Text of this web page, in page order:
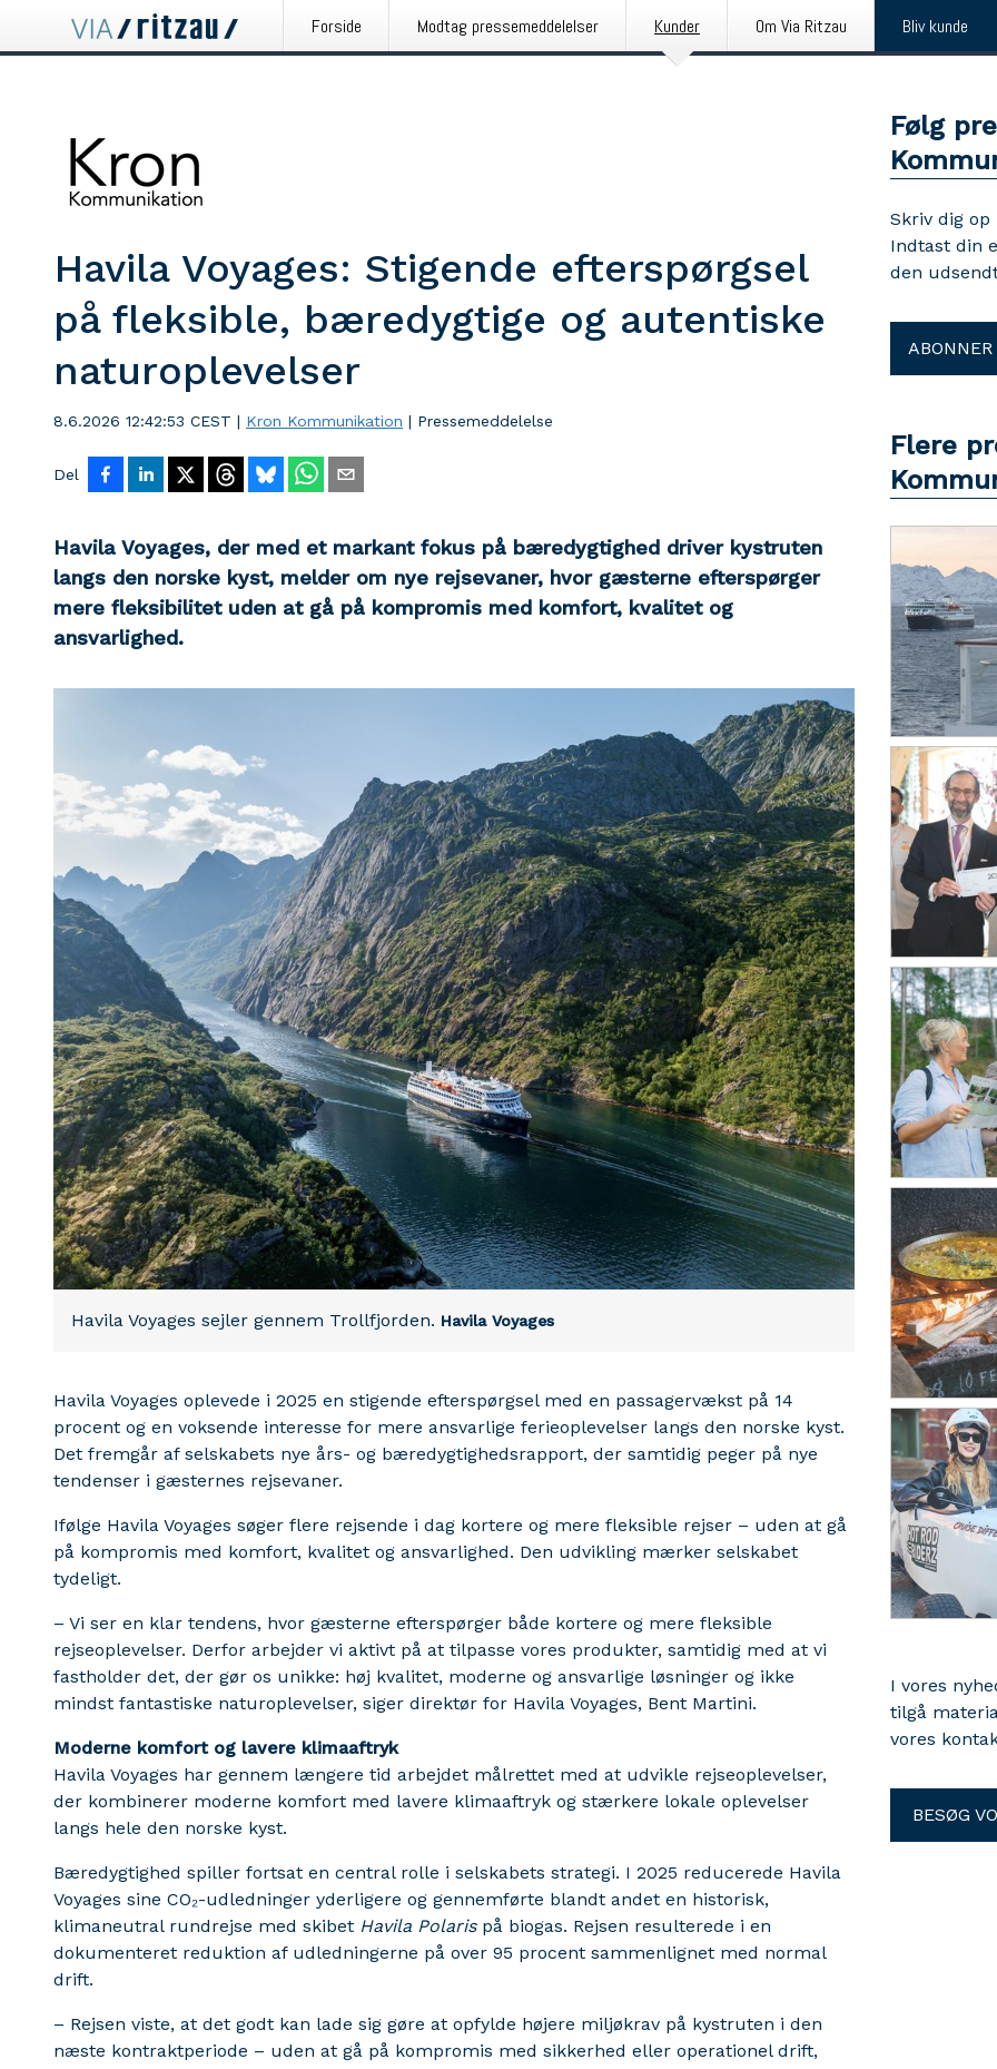
Forside Modtag pressemeddelelser Kunder Om Via Ritzau Bliv kunde
Havila Voyages: Stigende efterspørgsel
på fleksible, bæredygtige og autentiske
naturoplevelser
8.6.2026 12:42:53 CEST | Kron Kommunikation | Pressemeddelelse
Del
Havila Voyages, der med et markant fokus på bæredygtighed driver kystruten
langs den norske kyst, melder om nye rejsevaner, hvor gæsterne efterspørger
mere fleksibilitet uden at gå på kompromis med komfort, kvalitet og
ansvarlighed.
Havila Voyages sejler gennem Trollfjorden. Havila Voyages
Havila Voyages oplevede i 2025 en stigende efterspørgsel med en passagervækst på 14
procent og en voksende interesse for mere ansvarlige ferieoplevelser langs den norske kyst.
Det fremgår af selskabets nye års- og bæredygtighedsrapport, der samtidig peger på nye
tendenser i gæsternes rejsevaner.
Ifølge Havila Voyages søger flere rejsende i dag kortere og mere fleksible rejser – uden at gå
på kompromis med komfort, kvalitet og ansvarlighed. Den udvikling mærker selskabet
tydeligt.
– Vi ser en klar tendens, hvor gæsterne efterspørger både kortere og mere fleksible
rejseoplevelser. Derfor arbejder vi aktivt på at tilpasse vores produkter, samtidig med at vi
fastholder det, der gør os unikke: høj kvalitet, moderne og ansvarlige løsninger og ikke
mindst fantastiske naturoplevelser, siger direktør for Havila Voyages, Bent Martini.
Moderne komfort og lavere klimaaftryk
Havila Voyages har gennem længere tid arbejdet målrettet med at udvikle rejseoplevelser,
der kombinerer moderne komfort med lavere klimaaftryk og stærkere lokale oplevelser
langs hele den norske kyst.
Bæredygtighed spiller fortsat en central rolle i selskabets strategi. I 2025 reducerede Havila
Voyages sine CO₂-udledninger yderligere og gennemførte blandt andet en historisk,
klimaneutral rundrejse med skibet Havila Polarispå biogas. Rejsen resulterede i en
dokumenteret reduktion af udledningerne på over 95 procent sammenlignet med normal
drift.
– Rejsen viste, at det godt kan lade sig gøre at opfylde højere miljøkrav på kystruten i den
næste kontraktperiode – uden at gå på kompromis med sikkerhed eller operationel drift,
Følg
Skriv dig
Indtast din
den
ABONNER
Flere
I vores
tilgå
vores
BESØG